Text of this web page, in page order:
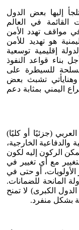
إليها بعض الدول
القائمة في العالم
مواقف تهدد الأمن
هو تهديد للأمن
إقليمية توسعية
بناء قواعد النفوذ
للسيطرة على
تشبث بعض
اليمني بمثابة دعم
(جزئيًا أو كليًا)
الخارجية،
الركون إليه لكون
مع أي تغيير في
الأولويات، أو حتى في
المانحة للضمانات.
الكبرى) لا تمنح
بشكل منفرد.